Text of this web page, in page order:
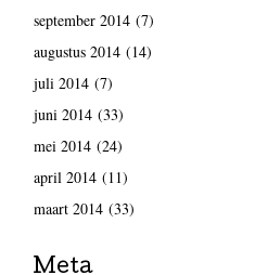
september 2014(7)
augustus 2014(14)
juli 2014(7)
juni 2014(33)
mei 2014(24)
april 2014(11)
maart 2014(33)
Meta